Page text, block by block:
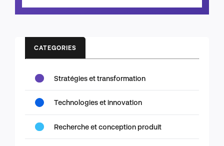
CATEGORIES
Stratégies et transformation
Technologies et innovation
Recherche et conception produit